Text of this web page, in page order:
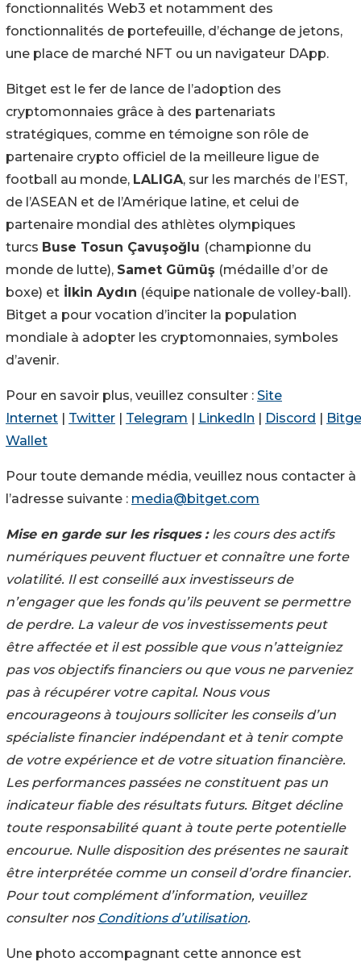
fonctionnalités Web3 et notamment des
fonctionnalités de portefeuille, d’échange de jetons,
une place de marché NFT ou un navigateur DApp.
Bitget est le fer de lance de l’adoption des
cryptomonnaies grâce à des partenariats
stratégiques, comme en témoigne son rôle de
partenaire crypto officiel de la meilleure ligue de
football au monde, LALIGA, sur les marchés de l’EST,
de l’ASEAN et de l’Amérique latine, et celui de
partenaire mondial des athlètes olympiques
turcs Buse Tosun Çavuşoğlu (championne du
monde de lutte), Samet Gümüş (médaille d’or de
boxe) et İlkin Aydın (équipe nationale de volley-ball).
Bitget a pour vocation d’inciter la population
mondiale à adopter les cryptomonnaies, symboles
d’avenir.
Pour en savoir plus, veuillez consulter : Site
Internet | Twitter | Telegram | LinkedIn | Discord |
Wallet
Pour toute demande média, veuillez nous contacter à
l’adresse suivante : media@bitget.com
Mise en garde sur les risques : les cours des actifs
numériques peuvent fluctuer et connaître une forte
volatilité. Il est conseillé aux investisseurs de
n’engager que les fonds qu’ils peuvent se permettre
de perdre. La valeur de vos investissements peut
être affectée et il est possible que vous n’atteigniez
pas vos objectifs financiers ou que vous ne parveniez
pas à récupérer votre capital. Nous vous
encourageons à toujours solliciter les conseils d’un
spécialiste financier indépendant et à tenir compte
de votre expérience et de votre situation financière.
Les performances passées ne constituent pas un
indicateur fiable des résultats futurs. Bitget décline
toute responsabilité quant à toute perte potentielle
encourue. Nulle disposition des présentes ne saurait
être interprétée comme un conseil d’ordre financier.
Pour tout complément d’information, veuillez
consulter nos Conditions d’utilisation.
Une photo accompagnant cette annonce est